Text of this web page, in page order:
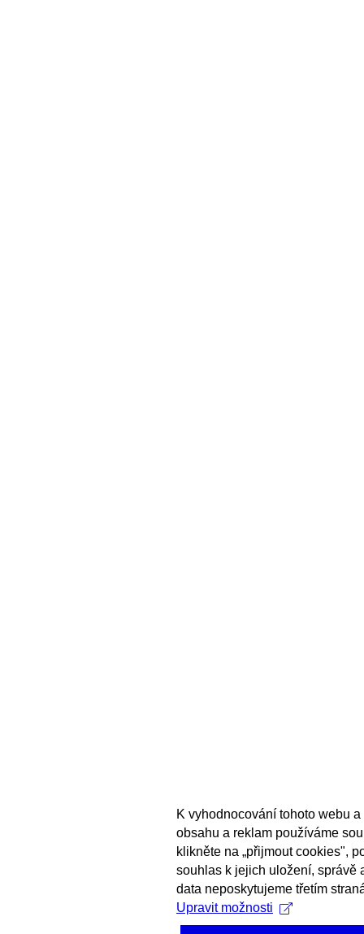
K vyhodnocování tohoto webu
obsahu a reklam používáme
klikněte na „přijmout cookies",
souhlas k jejich uložení, správě
data neposkytujeme třetím
Upravit možnosti